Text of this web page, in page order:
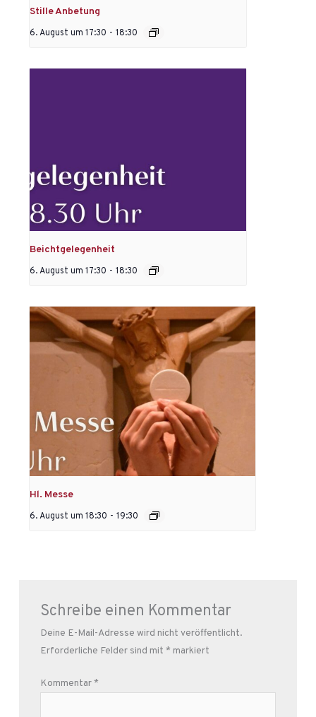
Stille Anbetung
6. August um 17:30 - 18:30
Beichtgelegenheit
6. August um 17:30 - 18:30
Hl. Messe
6. August um 18:30 - 19:30
Schreibe einen Kommentar
Deine E-Mail-Adresse wird nicht veröffentlicht.
Erforderliche Felder sind mit * markiert
Kommentar*